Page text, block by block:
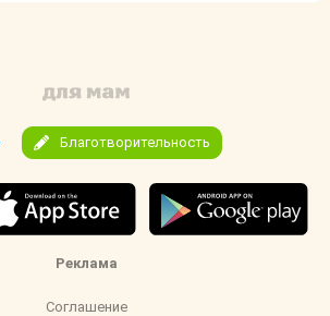
Благотворительность
Реклама
Соглашение